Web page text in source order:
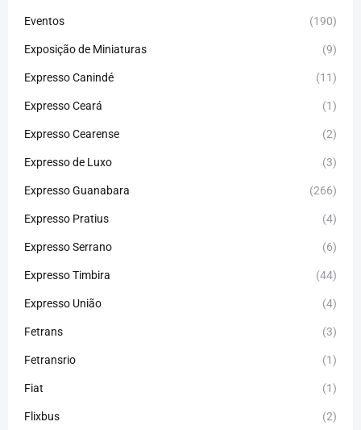
Eventos (190)
Exposição de Miniaturas (9)
Expresso Canindé (11)
Expresso Ceará (1)
Expresso Cearense (2)
Expresso de Luxo (3)
Expresso Guanabara (266)
Expresso Pratius (4)
Expresso Serrano (6)
Expresso Timbira (44)
Expresso União (4)
Fetrans (3)
Fetransrio (1)
Fiat (1)
Flixbus (2)